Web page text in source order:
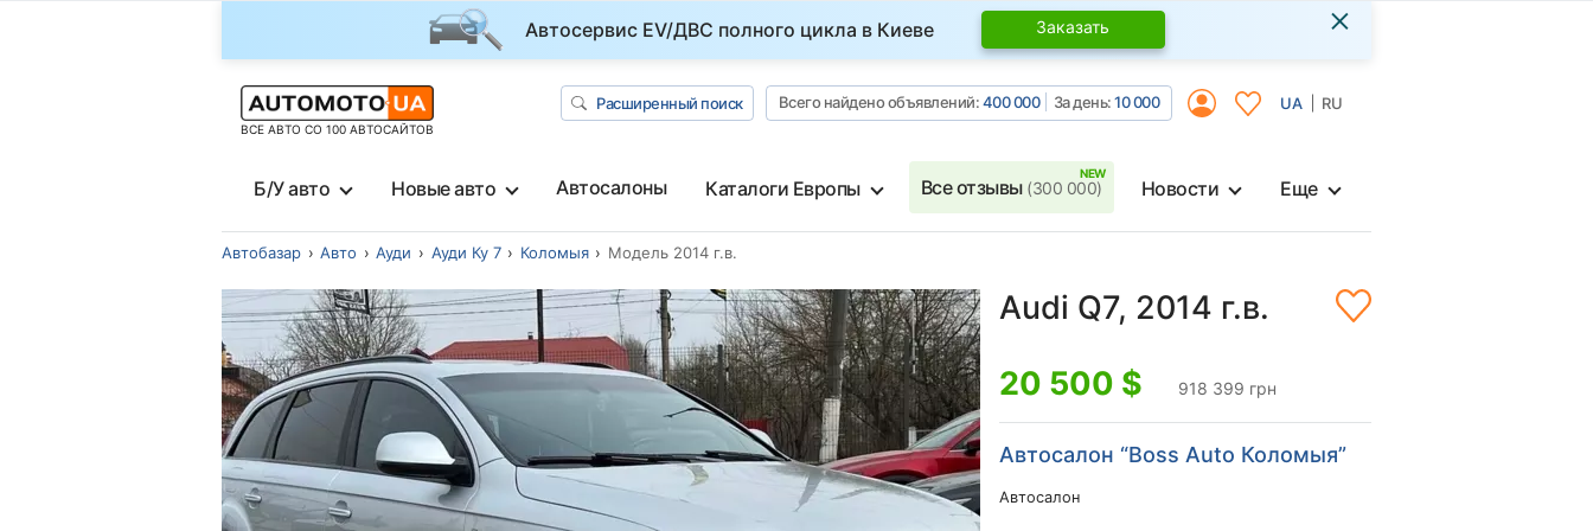
Автосервис EV/ДВС полного цикла в Киеве Заказать ×
ВСЕ АВТО СО 100 АВТОСАЙТОВ
Расширенный поиск Всего найдено объявлений:400 000 За день:10 000 UA RU
Б/У авто Новые авто Автосалоны Каталоги Европы Все отзывы (300 000) Новости Еще
Автобазар Авто Ауди Ауди Ку 7 Коломыя Модель 2014 г.в.
Audi Q7, 2014 г.в.
20 500 $ 918 399 грн
Автосалон “Boss Auto Коломыя”
Автосалон